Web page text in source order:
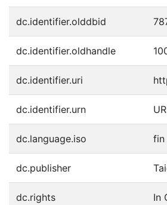
dc.identifier.olddbid
dc.identifier.oldhandle
dc.identifier.uri
dc.identifier.urn
dc.language.iso fin
dc.publisher
dc.rights In